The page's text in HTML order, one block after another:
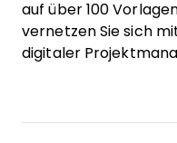
auf über 100
vernetzen Sie sich
digitaler